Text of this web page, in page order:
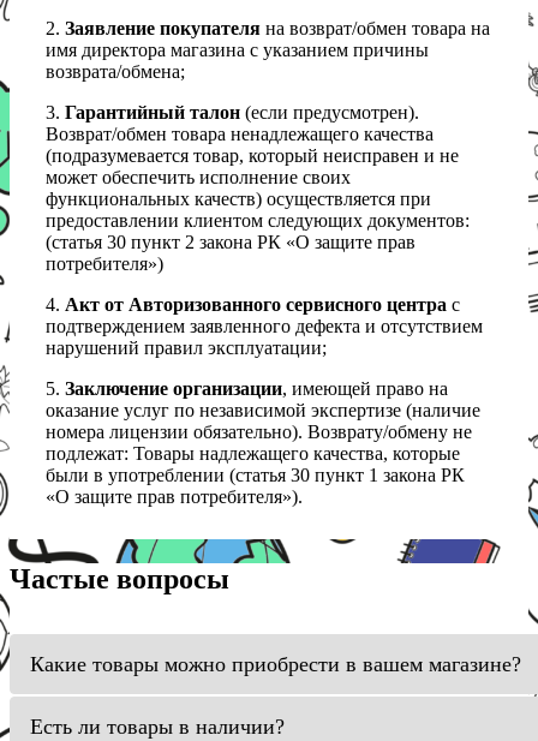
2. Заявление покупателя на возврат/обмен товара на
имя директора магазина с указанием причины
возврата/обмена;
3. Гарантийный талон (если предусмотрен).
Возврат/обмен товара ненадлежащего качества
(подразумевается товар, который неисправен и не
может обеспечить исполнение своих
функциональных качеств) осуществляется при
предоставлении клиентом следующих документов:
(статья 30 пункт 2 закона РК «О защите прав
потребителя»)
4. Акт от Авторизованного сервисного центра с
подтверждением заявленного дефекта и отсутствием
нарушений правил эксплуатации;
5. Заключение организации, имеющей право на
оказание услуг по независимой экспертизе (наличие
номера лицензии обязательно). Возврату/обмену не
подлежат: Товары надлежащего качества, которые
были в употреблении (статья 30 пункт 1 закона РК
«О защите прав потребителя»).
Частые вопросы
Какие товары можно приобрести в вашем магазине?
Есть ли товары в наличии?